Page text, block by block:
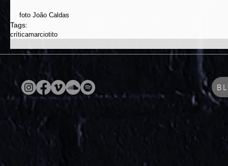
foto João Caldas
Tags:
críticamarciotito